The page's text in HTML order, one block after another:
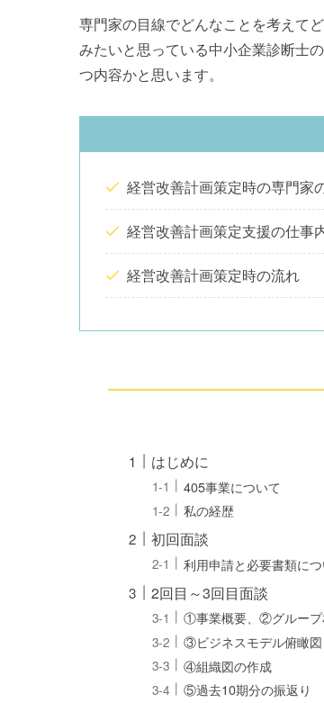
専門家の目線でどんなことを考えて
みたいと思っている中小企業診断士
つ内容かと思います。
経営改善計画策定時の専門家
経営改善計画策定支援の仕事
経営改善計画策定時の流れ
はじめに
405事業について
私の経歴
初回面談
利用申請と必要書類に
2回目～3回目面談
①事業概要、②グループ
③ビジネスモデル俯瞰図
④組織図の作成
⑤過去10期分の振返り